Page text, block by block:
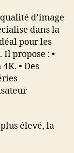
d’image
dans la
pour les
propose : •
• Des
élevé, la